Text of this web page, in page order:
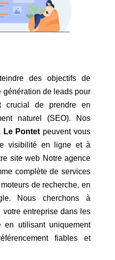
des objectifs de
génération de leads pour
de prendre en
naturel (SEO). Nos
Le Pontet peuvent vous
visibilité en ligne et à
site web Notre agence
complète de services
de recherche, en
Nous cherchons à
entreprise dans les
en utilisant uniquement
fiables et